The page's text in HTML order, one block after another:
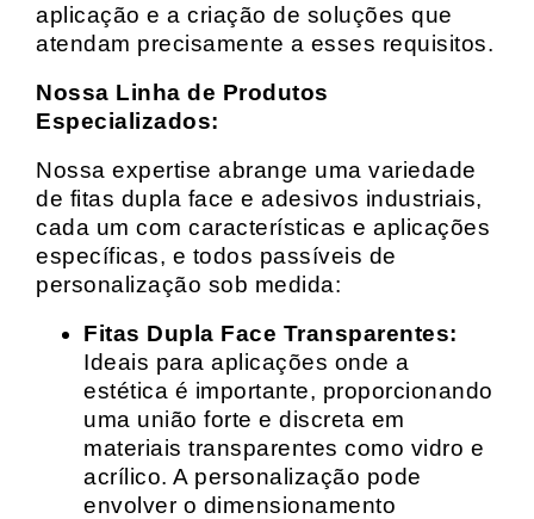
aplicação e a criação de soluções que
atendam precisamente a esses requisitos.
Nossa Linha de Produtos
Especializados:
Nossa expertise abrange uma variedade
de fitas dupla face e adesivos industriais,
cada um com características e aplicações
específicas, e todos passíveis de
personalização sob medida:
Fitas Dupla Face Transparentes:
Ideais para aplicações onde a
estética é importante, proporcionando
uma união forte e discreta em
materiais transparentes como vidro e
acrílico. A personalização pode
envolver o dimensionamento